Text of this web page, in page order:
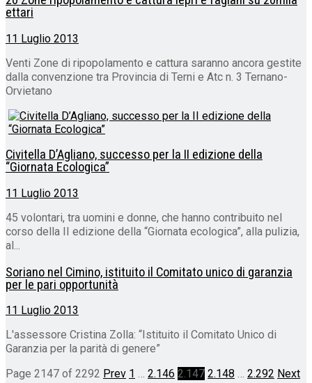
ettari
11 Luglio 2013
Venti Zone di ripopolamento e cattura saranno ancora gestite
dalla convenzione tra Provincia di Terni e Atc n. 3 Ternano-
Orvietano
Civitella D’Agliano, successo per la II edizione della
“Giornata Ecologica”
11 Luglio 2013
45 volontari, tra uomini e donne, che hanno contribuito nel
corso della II edizione della “Giornata ecologica”, alla pulizia,
al...
Soriano nel Cimino, istituito il Comitato unico di garanzia
per le pari opportunità
11 Luglio 2013
L'assessore Cristina Zolla: “Istituito il Comitato Unico di
Garanzia per la parità di genere”
Page 2147 of 2292 Prev 1 … 2.146 2.147 2.148 … 2.292 Next